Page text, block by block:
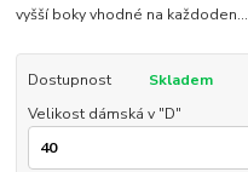
vyšší boky vhodné na každoden...
Dostupnost
Skladem
Velikost dámská v "D"